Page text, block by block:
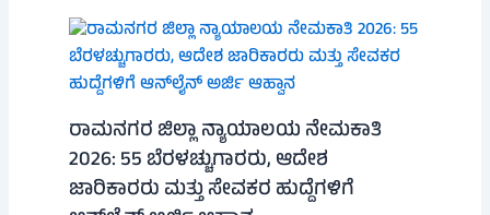
ರಾಮನಗರ ಜಿಲ್ಲಾ ನ್ಯಾಯಾಲಯ ನೇಮಕಾತಿ
2026: 55 ಬೆರಳಚ್ಚುಗಾರರು, ಆದೇಶ
ಜಾರಿಕಾರರು ಮತ್ತು ಸೇವಕರ ಹುದ್ದೆಗಳಿಗೆ